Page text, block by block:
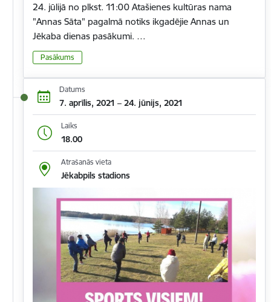
24. jūlijā no plkst. 11:00 Atašienes kultūras nama
"Annas Sāta" pagalmā notiks ikgadējie Annas un
Jēkaba dienas pasākumi. …
Pasākums
Datums
7. aprīlis, 2021 – 24. jūnijs, 2021
Laiks
18.00
Atrašanās vieta
Jēkabpils stadions